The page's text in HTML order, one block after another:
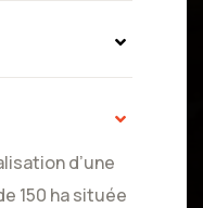
d’une
150 ha située